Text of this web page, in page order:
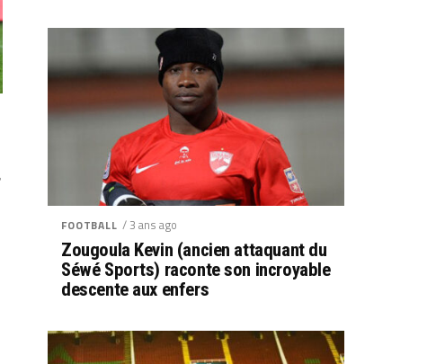
FOOTBALL / 3 ans ago
Zougoula Kevin (ancien attaquant du
Séwé Sports) raconte son incroyable
descente aux enfers